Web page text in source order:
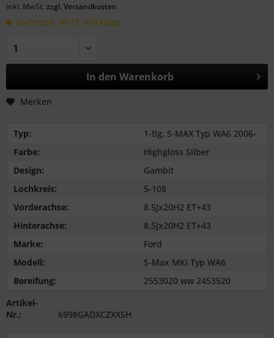
inkl. MwSt. zzgl. Versandkosten
Lieferzeit 10-15 Werktage
In den Warenkorb
Merken
Typ:
1-tlg, S-MAX Typ WA6 2006-
Farbe:
Highgloss Silber
Design:
Gambit
Lochkreis:
5-108
Vorderachse:
8.5Jx20H2 ET+43
Hinterachse:
8.5Jx20H2 ET+43
Marke:
Ford
Modell:
S-Max MKI Typ WA6
Bereifung:
2553020 ww 2453520
Artikel-
Nr.:
6998GADXCZXXSH